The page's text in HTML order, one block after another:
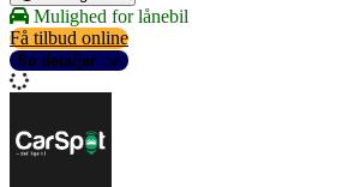
Mulighed for lånebil
Få tilbud online
Se detaljer